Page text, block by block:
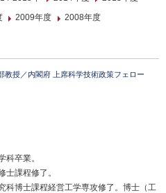
2009年度 2008年度
教授／内閣府 上席科学技術政策フェロー
科卒業。
士課程修了。
科博士課程経営工学専攻修了。博士（工